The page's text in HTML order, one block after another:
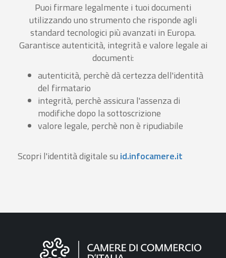
Puoi firmare legalmente i tuoi documenti
utilizzando uno strumento che risponde agli
standard tecnologici più avanzati in Europa.
Garantisce autenticità, integrità e valore legale ai
documenti:
autenticità, perchè dà certezza dell'identità
del firmatario
integrità, perchè assicura l'assenza di
modifiche dopo la sottoscrizione
valore legale, perchè non è ripudiabile
Scopri l'identità digitale su id.infocamere.it
Informazioni